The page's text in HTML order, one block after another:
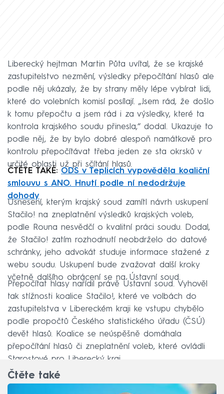
Liberecký hejtman Martin Půta uvítal, že se krajské
zastupitelstvo nezmění, výsledky přepočítání hlasů ale
podle něj ukázaly, že by strany měly lépe vybírat lidi,
které do volebních komisí posílají. „Jsem rád, že došlo
k tomu přepočtu a jsem rád i za výsledky, které ta
kontrola krajského soudu přinesla,“ dodal. Ukazuje to
podle něj, že by bylo dobré alespoň namátkově pro
kontrolu přepočítávat třeba jeden ze sta okrsků v
určité oblasti už při sčítání hlasů.
ČTĚTE TAKÉ: ODS v Teplicích vypověděla koaliční
smlouvu s ANO. Hnutí podle ní nedodržuje
dohody
Usnesení, kterým krajský soud zamítl návrh uskupení
Stačilo! na zneplatnění výsledků krajských voleb,
podle Rouna nesvědčí o kvalitní práci soudu. Dodal,
že Stačilo! zatím rozhodnutí neobdrželo do datové
schránky, jeho advokát studuje informace stažené z
webu soudu. Uskupení bude zvažovat další kroky
včetně dalšího obrácení se na Ústavní soud.
Přepočítat hlasy nařídil právě Ústavní soud. Vyhověl
tak stížnosti koalice Stačilo!, které ve volbách do
zastupitelstva v Libereckém kraji ke vstupu chybělo
podle propočtů Českého statistického úřadu (ČSÚ)
devět hlasů. Koalice se neúspěšně domáhala
přepočítání hlasů či zneplatnění voleb, které ovládli
Starostové pro Liberecký kraj.
Čtěte také